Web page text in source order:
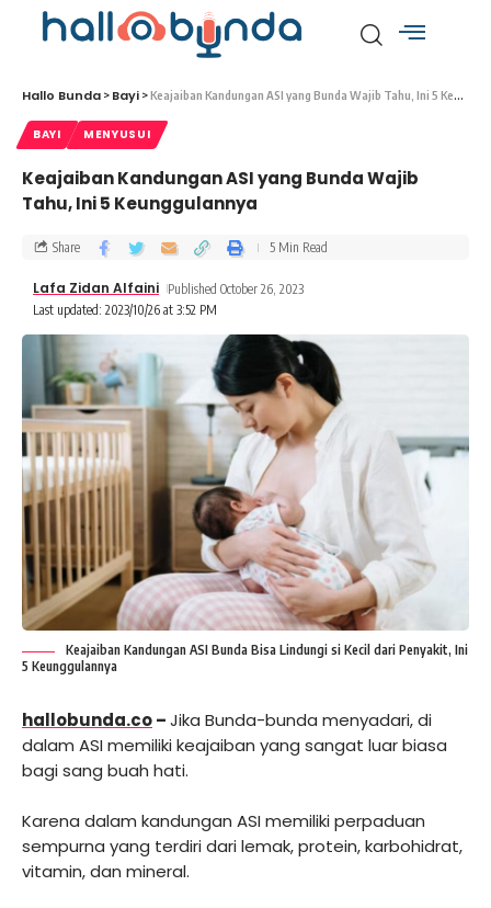
Hallo Bunda > Bayi >Keajaiban Kandungan ASI yang Bunda Wajib Tahu, Ini 5 Keunggulannya
BAYI MENYUSUI
Keajaiban Kandungan ASI yang Bunda Wajib
Tahu, Ini 5 Keunggulannya
Last updated: 2023/10/26 at 3:52 PM
Lafa Zidan Alfaini Published October 26, 2023
Share 5 Min Read
Keajaiban Kandungan ASI Bunda Bisa Lindungi si Kecil dari Penyakit, Ini
5 Keunggulannya
hallobunda.co–Jika Bunda-bunda menyadari, di
dalam ASI memiliki keajaiban yang sangat luar biasa
bagi sang buah hati.
Karena dalam kandungan ASI memiliki perpaduan
sempurna yang terdiri dari lemak, protein, karbohidrat,
vitamin, dan mineral.